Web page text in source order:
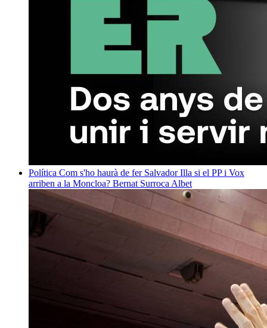
Política Com s'ho haurà de fer Salvador Illa si el PP i Vox
arriben a la Moncloa? Bernat Surroca Albet